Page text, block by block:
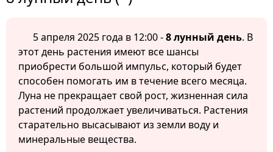
5 апреля 2025 года в 12:00 -8 лунный день. В
этот день растения имеют все шансы
приобрести большой импульс, который будет
способен помогать им в течение всего месяца.
Луна не прекращает свой рост, жизненная сила
растений продолжает увеличиваться. Растения
старательно высасывают из земли воду и
минеральные вещества.